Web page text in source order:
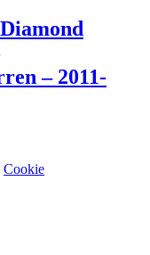
– 2011-
Cookie